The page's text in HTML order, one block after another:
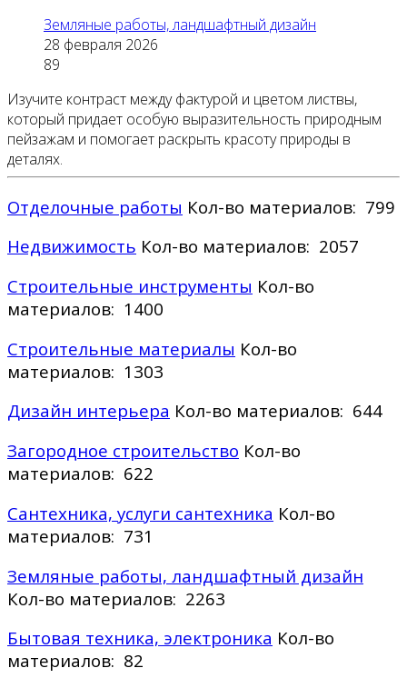
Земляные работы, ландшафтный дизайн
28 февраля 2026
89
Изучите контраст между фактурой и цветом листвы,
который придает особую выразительность природным
пейзажам и помогает раскрыть красоту природы в
деталях.
Отделочные работы Кол-во материалов: 799
Недвижимость Кол-во материалов: 2057
Строительные инструменты Кол-во
материалов: 1400
Строительные материалы Кол-во
материалов: 1303
Дизайн интерьера Кол-во материалов: 644
Загородное строительство Кол-во
материалов: 622
Сантехника, услуги сантехника Кол-во
материалов: 731
Земляные работы, ландшафтный дизайн
Кол-во материалов: 2263
Бытовая техника, электроника Кол-во
материалов: 82